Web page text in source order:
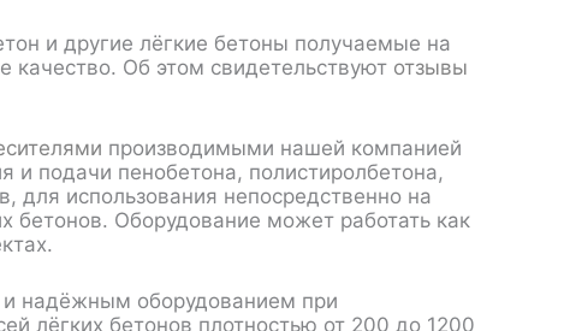
и другие лёгкие бетоны получаемые на
Об этом свидетельствуют отзывы
производимыми нашей компанией
и подачи пенобетона, полистиролбетона,
для использования непосредственно на
бетонов. Оборудование может работать как
надёжным оборудованием при
лёгких бетонов плотностью от 200 до 1200